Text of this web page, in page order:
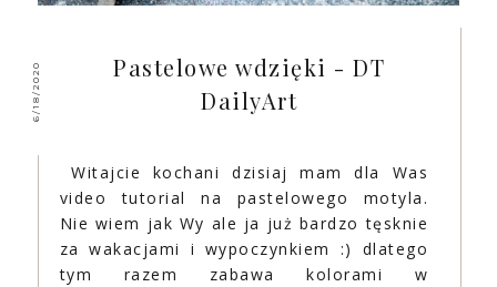
6/18/2020
Pastelowe wdzięki - DT
DailyArt
Witajcie kochani dzisiaj mam dla Was
video tutorial na pastelowego motyla.
Nie wiem jak Wy ale ja już bardzo tęsknie
za wakacjami i wypoczynkiem :) dlatego
tym razem zabawa kolorami w